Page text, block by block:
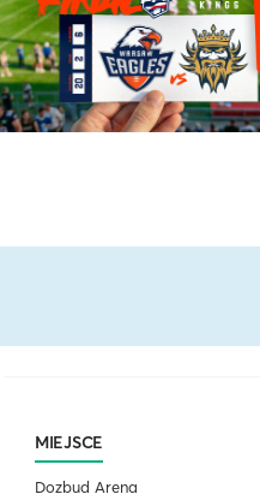
MIEJSCE
Dozbud Arena